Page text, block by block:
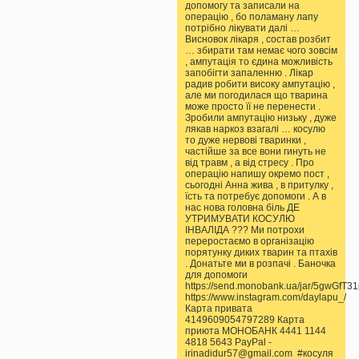
допомогу та записали на
операцію , бо поламану лапу
потрібно лікувати далі …
Висновок лікаря , состав розбит
… збирати там немає чого зовсім
, ампутація то єдина можливість
запобігти запаленню . Лікар
радив робити високу ампутацію ,
але ми погодилася що тварина
може просто її не перенести .
Зробили ампутацію низьку , дуже
лякав наркоз взагалі … косулю
то дуже нервові тваринки ,
частійше за все вони гинуть не
від травм , а від стресу . Про
операцію напишу окремо пост ,
сьогодні Анна жива , в притулку ,
їсть та потребує допомоги . А в
нас нова головна біль ДЕ
УТРИМУВАТИ КОСУЛЮ
ІНВАЛІДА ??? Ми потрохи
переростаємо в організацію
порятунку диких тварин та птахів
. Донатьте ми в розпачі . Баночка
для допомоги
https://send.monobank.ua/jar/
https://www.instagram.com/daylapu_/
Карта привата
4149609054797289 Карта
приюта МОНОБАНК 4441 1144
4818 5643 PayPal -
irinadidur57@gmail.com #косуля